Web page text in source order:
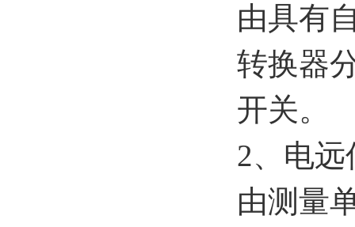
由具有
转换器
开关。
2、电远
由测量